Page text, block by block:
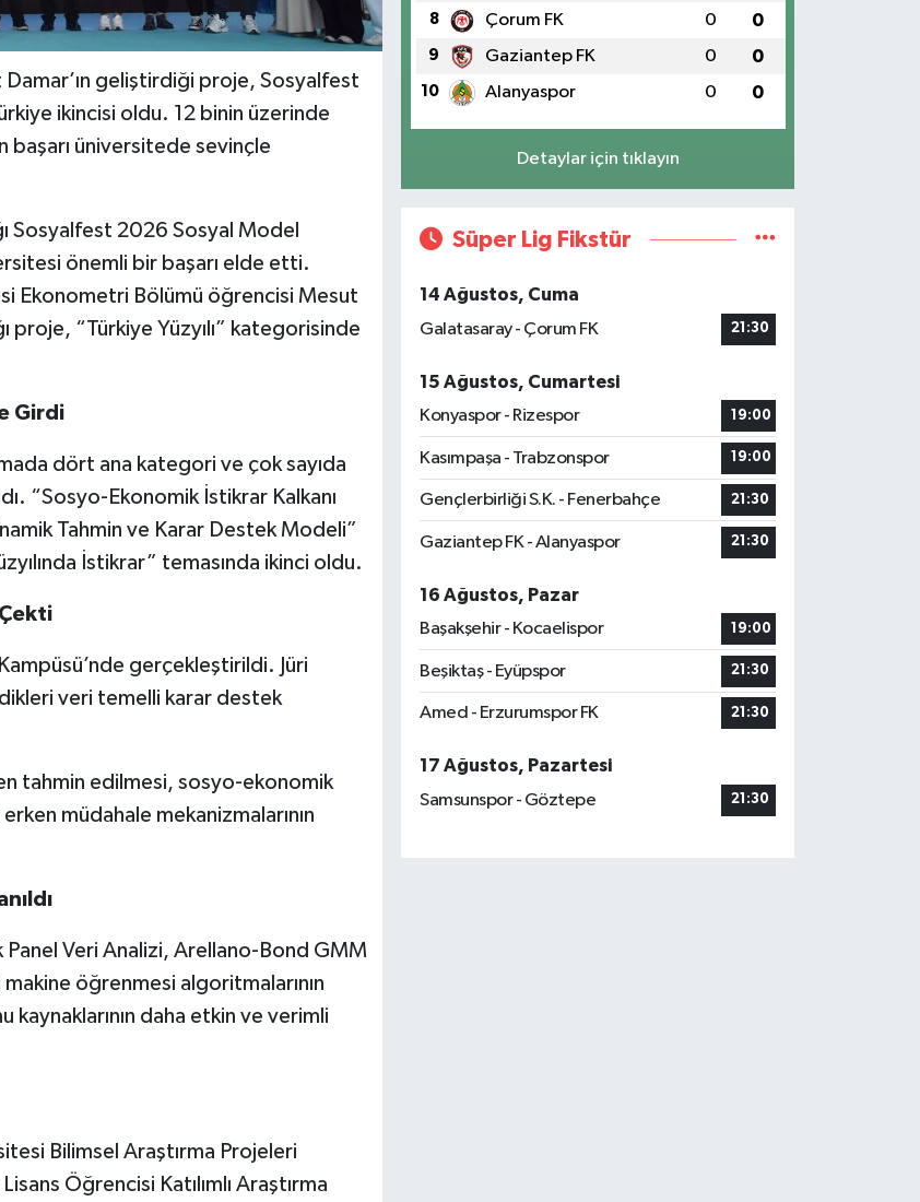
geliştirdiği proje, Sosyalfest
ikincisi oldu. 12 binin üzerinde
başarı üniversitede sevinçle
Sosyalfest 2026 Sosyal Model
önemli bir başarı elde etti.
Ekonometri Bölümü öğrencisi Mesut
proje, “Türkiye Yüzyılı” kategorisinde
Girdi
dört ana kategori ve çok sayıda
“Sosyo-Ekonomik İstikrar Kalkanı
Tahmin ve Karar Destek Modeli”
İstikrar” temasında ikinci oldu.
gerçekleştirildi. Jüri
veri temelli karar destek
tahmin edilmesi, sosyo-ekonomik
erken müdahale mekanizmalarının
Panel Veri Analizi, Arellano-Bond GMM
öğrenmesi algoritmalarının
kaynaklarının daha etkin ve verimli
Bilimsel Araştırma Projeleri
Öğrencisi Katılımlı Araştırma
8 Çorum FK 0 0
9 Gaziantep FK 0 0
10 Alanyaspor 0 0
Detaylar için tıklayın
Süper Lig Fikstür
14 Ağustos, Cuma
Galatasaray - Çorum FK
21:30
15 Ağustos, Cumartesi
Konyaspor - Rizespor
19:00
Kasımpaşa - Trabzonspor 19:00
Gençlerbirliği S.K. - Fenerbahçe 21:30
Gaziantep FK - Alanyaspor 21:30
16 Ağustos, Pazar
Başakşehir - Kocaelispor
19:00
Beşiktaş - Eyüpspor 21:30
Amed - Erzurumspor FK 21:30
17 Ağustos, Pazartesi
Samsunspor - Göztepe
21:30